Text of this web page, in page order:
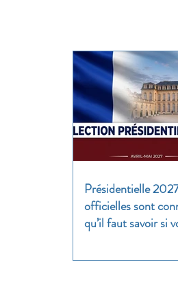
Présidentielle 2027
officielles sont
qu’il faut savoir si